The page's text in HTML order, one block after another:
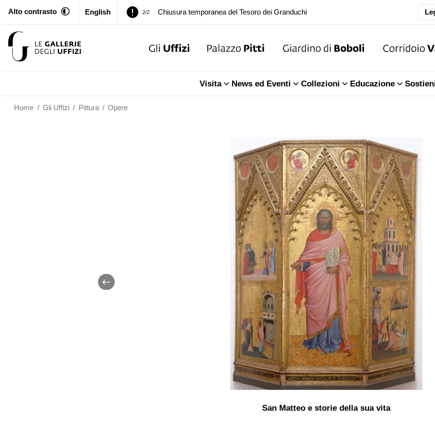
Alto contrasto English 1/2 Palazzo Pitti. Temporanea chiusura della Sala dell'Iliade
Chiusura temporanea del Tesoro dei Granduchi
Visita News ed Eventi Collezioni Educazione
Home / Gli Uffizi / Pittura / Opere
San Matteo e storie della sua vita